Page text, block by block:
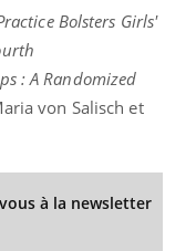
Bolsters Girls'
: A Randomized
von Salisch et
à la newsletter